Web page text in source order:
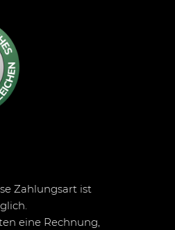
Zahlungsart ist
eine Rechnung,